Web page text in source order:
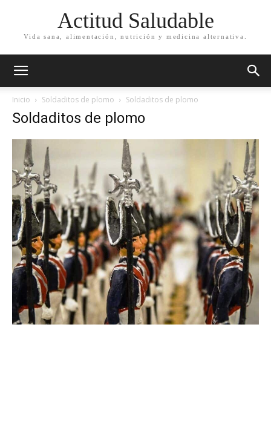
Actitud Saludable
Vida sana, alimentación, nutrición y medicina alternativa.
Inicio Soldaditos de plomo Soldaditos de plomo
Soldaditos de plomo